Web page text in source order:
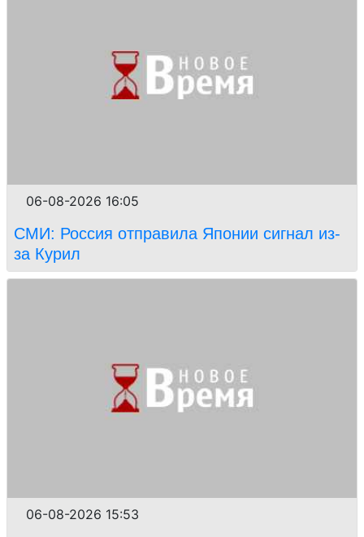
06-08-2026 16:05
СМИ: Россия отправила Японии сигнал из-
за Курил
06-08-2026 15:53